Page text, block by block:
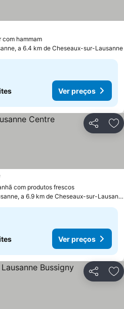
com hammam
a 6.4 km de Cheseaux-sur-Lausanne
Ver preços
Partilhar
com produtos frescos
Lausanne, a 6.9 km de Cheseaux-sur-Lausanne
Ver preços
Partilhar